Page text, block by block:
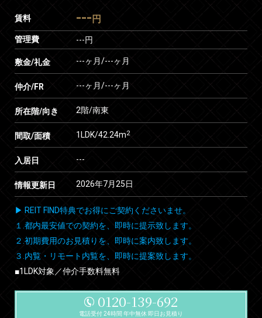
賃料 --- 円
管理費 ---円
敷金/礼金 ---ヶ月/---ヶ月
仲介/FR ---ヶ月/---ヶ月
所在階/向き 2階/南東
間取/面積 1LDK/42.24m2
入居日 ---
情報更新日 2026年7月25日
▶ REIT FIND特典でお得にご契約くださいませ。
１.都内最安値での契約を、即時に提示致します。
２.初期費用のお見積りを、即時に案内致します。
３.内覧・リモート内覧を、即時に提案致します。
■1LDK対象／仲介手数料無料
0120-139-692
電話受付 24時間 年中無休 即日お見積り